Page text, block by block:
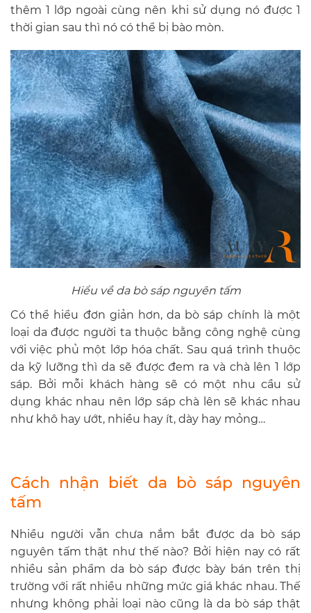
thêm 1 lớp ngoài cùng nên khi sử dụng nó được 1
thời gian sau thì nó có thể bị bào mòn.
Hiểu về da bò sáp nguyên tấm
Có thể hiểu đơn giản hơn, da bò sáp chính là một
loại da được người ta thuộc bằng công nghệ cùng
với việc phủ một lớp hóa chất. Sau quá trình thuộc
da kỹ lưỡng thì da sẽ được đem ra và chà lên 1 lớp
sáp. Bởi mỗi khách hàng sẽ có một nhu cầu sử
dụng khác nhau nên lớp sáp chà lên sẽ khác nhau
như khô hay ướt, nhiều hay ít, dày hay mỏng…
Cách nhận biết da bò sáp nguyên
tấm
Nhiều người vẫn chưa nắm bắt được da bò sáp
nguyên tấm thật như thế nào? Bởi hiện nay có rất
nhiều sản phẩm da bò sáp được bày bán trên thị
trường với rất nhiều những mức giá khác nhau. Thế
nhưng không phải loại nào cũng là da bò sáp thật